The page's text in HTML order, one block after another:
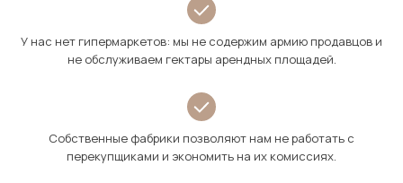
У нас нет гипермаркетов: мы не содержим армию продавцов и
не обслуживаем гектары арендных площадей.
Собственные фабрики позволяют нам не работать с
перекупщиками и экономить на их комиссиях.